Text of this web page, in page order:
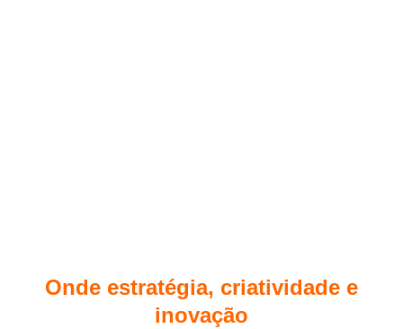
Onde estratégia, criatividade e
inovação